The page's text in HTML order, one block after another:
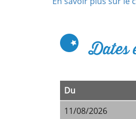
THÉMATIQUES
vacances
thématiques
Dates
Du
11/08/2026